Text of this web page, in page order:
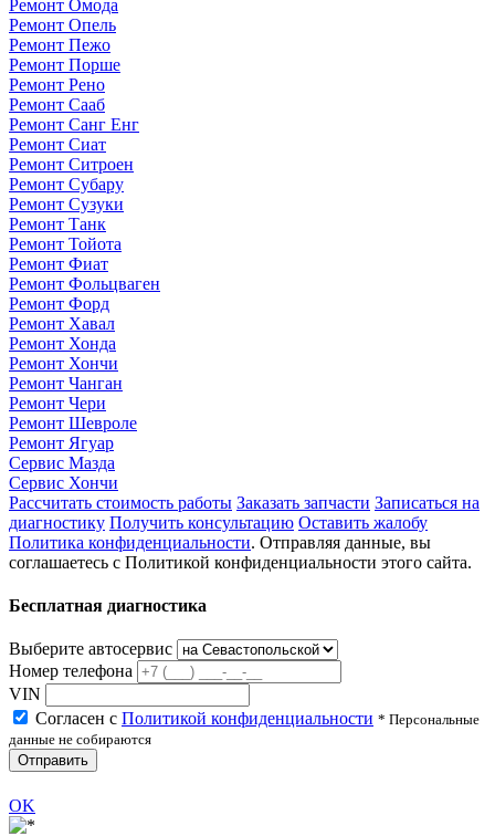
Ремонт Омода
Ремонт Опель
Ремонт Пежо
Ремонт Порше
Ремонт Рено
Ремонт Сааб
Ремонт Санг Енг
Ремонт Сиат
Ремонт Ситроен
Ремонт Субару
Ремонт Сузуки
Ремонт Танк
Ремонт Тойота
Ремонт Фиат
Ремонт Фольцваген
Ремонт Форд
Ремонт Хавал
Ремонт Хонда
Ремонт Хончи
Ремонт Чанган
Ремонт Чери
Ремонт Шевроле
Ремонт Ягуар
Сервис Мазда
Сервис Хончи
Рассчитать стоимость работы Заказать запчасти Записаться на
диагностику Получить консультацию Оставить жалобу
Политика конфиденциальности. Отправляя данные, вы
соглашаетесь с Политикой конфиденциальности этого сайта.
Бесплатная диагностика
Выберите автосервис
Номер телефона
VIN
Согласен с Политикой конфиденциальности * Персональные
данные не собираются
Отправить
OK